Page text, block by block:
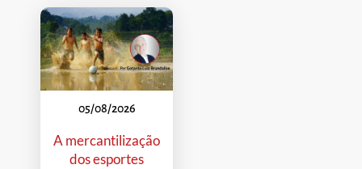
05/08/2026
A mercantilização
dos esportes